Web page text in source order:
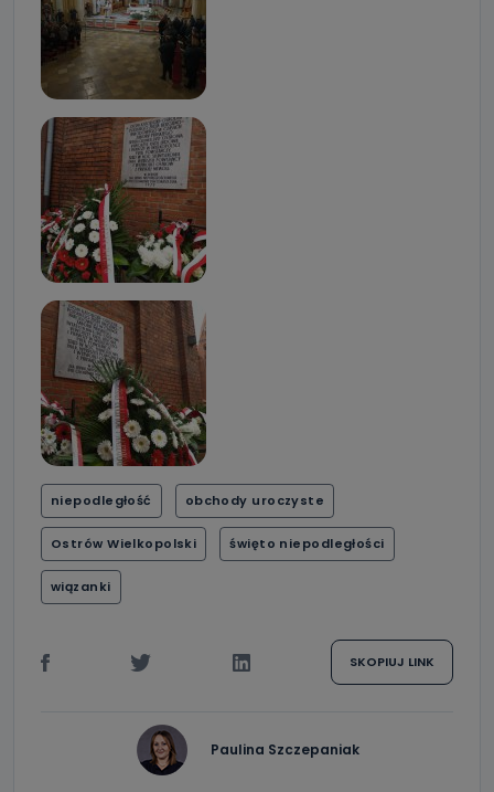
niepodległość obchody uroczyste
Ostrów Wielkopolski święto niepodległości
wiązanki
SKOPIUJ LINK
Paulina Szczepaniak